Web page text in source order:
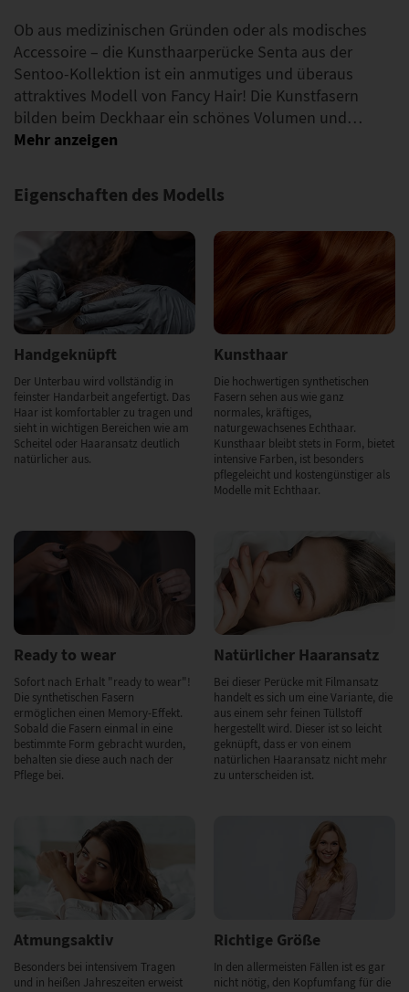
Ob aus medizinischen Gründen oder als modisches
Accessoire – die Kunsthaarperücke Senta aus der
Sentoo-Kollektion ist ein anmutiges und überaus
attraktives Modell von Fancy Hair! Die Kunstfasern
bilden beim Deckhaar ein schönes Volumen und…
Eigenschaften des Modells
Handgeknüpft
Der Unterbau wird vollständig in
feinster Handarbeit angefertigt. Das
Haar ist komfortabler zu tragen und
sieht in wichtigen Bereichen wie am
Scheitel oder Haaransatz deutlich
natürlicher aus.
Kunsthaar
Die hochwertigen synthetischen
Fasern sehen aus wie ganz
normales, kräftiges,
naturgewachsenes Echthaar.
Kunsthaar bleibt stets in Form, bietet
intensive Farben, ist besonders
pflegeleicht und kostengünstiger als
Modelle mit Echthaar.
Ready to wear
Sofort nach Erhalt "ready to wear"!
Die synthetischen Fasern
ermöglichen einen Memory-Effekt.
Sobald die Fasern einmal in eine
bestimmte Form gebracht wurden,
behalten sie diese auch nach der
Pflege bei.
Natürlicher Haaransatz
Bei dieser Perücke mit Filmansatz
handelt es sich um eine Variante, die
aus einem sehr feinen Tüllstoff
hergestellt wird. Dieser ist so leicht
geknüpft, dass er von einem
natürlichen Haaransatz nicht mehr
zu unterscheiden ist.
Atmungsaktiv
Besonders bei intensivem Tragen
und in heißen Jahreszeiten erweist
Richtige Größe
In den allermeisten Fällen ist es gar
nicht nötig, den Kopfumfang für die